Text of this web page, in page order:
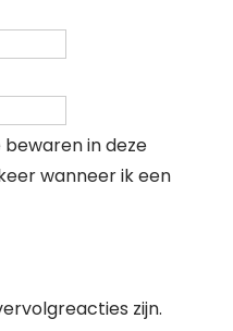
in deze
wanneer ik een
zijn.